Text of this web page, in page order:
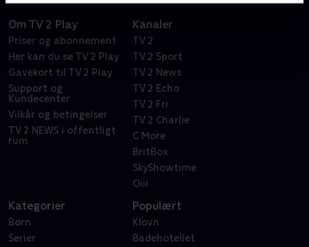
Om TV 2 Play
Priser og abonnement
Her kan du se TV 2 Play
Gavekort til TV 2 Play
Support og
Kundecenter
Vilkår og betingelser
TV 2 NEWS i offentligt
rum
Kanaler
TV 2
TV 2 Sport
TV 2 News
TV 2 Echo
TV 2 Fri
TV 2 Charlie
C More
BritBox
SkyShowtime
Oiii
Kategorier
Børn
Serier
Populært
Klovn
Badehotellet